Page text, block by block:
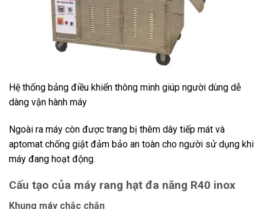
Hệ thống bảng điều khiển thông minh giúp người dùng dễ
dàng vận hành máy
Ngoài ra máy còn được trang bị thêm dây tiếp mát và
aptomat chống giật đảm bảo an toàn cho người sử dụng khi
máy đang hoạt động.
Cấu tạo của máy rang hạt đa năng R40 inox
Khung máy chắc chắn